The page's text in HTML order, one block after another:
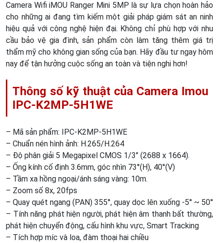
Camera Wifi iMOU Ranger Mini 5MP là sự lựa chọn hoàn hảo
cho những ai đang tìm kiếm một giải pháp giám sát an ninh
hiệu quả với công nghệ hiện đại. Không chỉ phù hợp với nhu
cầu bảo vệ gia đình, sản phẩm còn làm tăng thêm giá trị
thẩm mỹ cho không gian sống của bạn. Hãy đầu tư ngay hôm
nay để tận hưởng cuộc sống an toàn và tiện nghi hơn!
Thông số kỹ thuật của Camera Imou
IPC-K2MP-5H1WE
– Mã sản phẩm: IPC-K2MP-5H1WE
– Chuẩn nén hình ảnh: H.265/H.264
– Độ phân giải 5 Megapixel CMOS 1/3″ (2688 x 1664).
– Ống kính cố định 3.6mm, góc nhìn 73°(H), 40°(V)
– Tầm xa hồng ngoại/ánh sáng vàng: 10m.
– Zoom số 8x, 20fps
– Quay quét ngang (PAN) 355°, quay dọc lên xuống -5° ~ 50°
– Tính năng phát hiện người, phát hiện âm thanh bất thường,
phát hiện chuyển động, cấu hình khu vực, Smart Tracking
– Tích hợp míc và loa, đàm thoại hai chiều